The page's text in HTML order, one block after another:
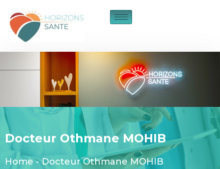
Docteur Othmane MOHIB
Home - Docteur Othmane MOHIB